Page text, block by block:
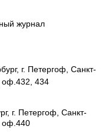
журнал
г. Петергоф, Санкт-
оф.432, 434
г. Петергоф, Санкт-
оф.440